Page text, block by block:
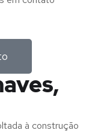
à construção